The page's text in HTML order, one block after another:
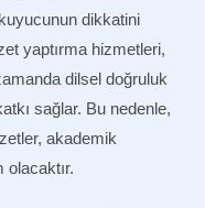
dikkatini
yaptırma hizmetleri,
dilsel doğruluk
sağlar. Bu nedenle,
akademik
olacaktır.